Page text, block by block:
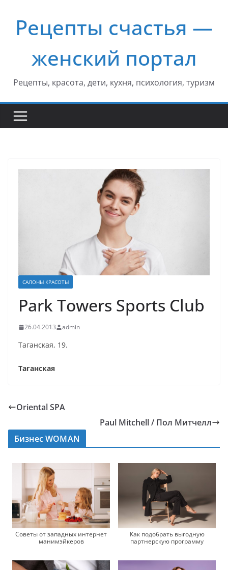
содержимому
Рецепты счастья —
женский портал
Рецепты, красота, дети, кухня, психология, туризм
САЛОНЫ КРАСОТЫ
Park Towers Sports Club
26.04.2013 admin
Таганская, 19.
Таганская
Oriental SPA
Paul Mitchell / Пол Митчелл
Бизнес WOMAN
Советы от западных интернет
манимэйкеров
Как подобрать выгодную
партнерскую программу